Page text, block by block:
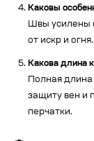
Каковы
Швы усилены
от искр и огня.
Какова длина
Полная
защиту вен и
перчатки.